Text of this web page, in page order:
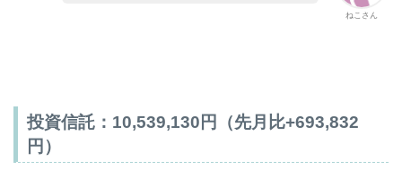
ねこさん
投資信託： 10,539,130 円（先月比+693,832
円）